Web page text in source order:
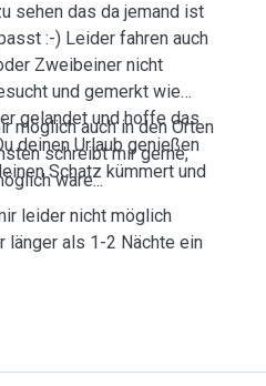
sehen das da jemand ist
:-) Leider fahren auch
Zweibeiner nicht
und gemerkt wie
gelandet und hoffe das
deinen Urlaub genießen
Schatz kümmert und
möglich auch in den Orten
schreibt mir gerne,
wäre...
leider nicht möglich
länger als 1-2 Nächte ein